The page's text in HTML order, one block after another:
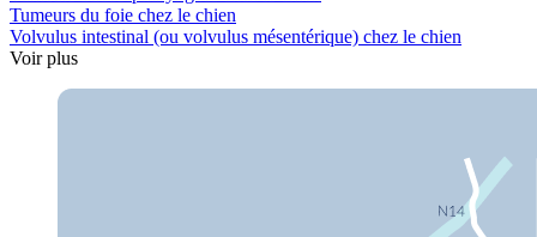
Tumeurs du foie chez le chien
Volvulus intestinal (ou volvulus mésentérique) chez le chien
Voir plus